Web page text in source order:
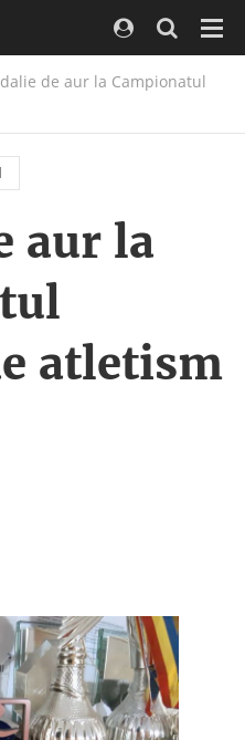
de aur la Campionatul
aur la
atletism